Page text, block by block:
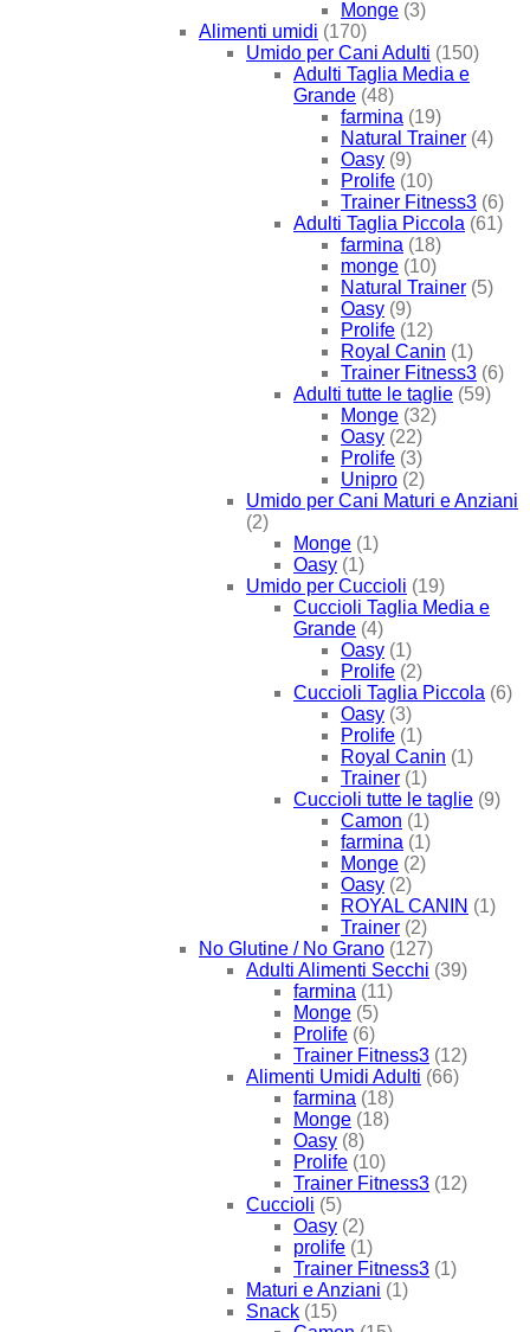
Monge (3)
Alimenti umidi (170)
Umido per Cani Adulti (150)
Adulti Taglia Media e
Grande (48)
farmina (19)
Natural Trainer (4)
Oasy (9)
Prolife (10)
Trainer Fitness3 (6)
Adulti Taglia Piccola (61)
farmina (18)
monge (10)
Natural Trainer (5)
Oasy (9)
Prolife (12)
Royal Canin (1)
Trainer Fitness3 (6)
Adulti tutte le taglie (59)
Monge (32)
Oasy (22)
Prolife (3)
Unipro (2)
Umido per Cani Maturi e Anziani
(2)
Monge (1)
Oasy (1)
Umido per Cuccioli (19)
Cuccioli Taglia Media e
Grande (4)
Oasy (1)
Prolife (2)
Cuccioli Taglia Piccola (6)
Oasy (3)
Prolife (1)
Royal Canin (1)
Trainer (1)
Cuccioli tutte le taglie (9)
Camon (1)
farmina (1)
Monge (2)
Oasy (2)
ROYAL CANIN (1)
Trainer (2)
No Glutine / No Grano (127)
Adulti Alimenti Secchi (39)
farmina (11)
Monge (5)
Prolife (6)
Trainer Fitness3 (12)
Alimenti Umidi Adulti (66)
farmina (18)
Monge (18)
Oasy (8)
Prolife (10)
Trainer Fitness3 (12)
Cuccioli (5)
Oasy (2)
prolife (1)
Trainer Fitness3 (1)
Maturi e Anziani (1)
Snack (15)